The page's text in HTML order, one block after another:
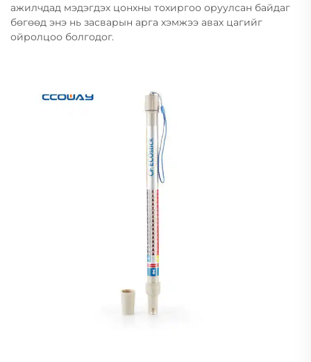
ажилчдад мэдэгдэх цонхны тохиргоо оруулсан байдаг
бөгөөд энэ нь засварын арга хэмжээ авах цагийг
ойролцоо болгодог.